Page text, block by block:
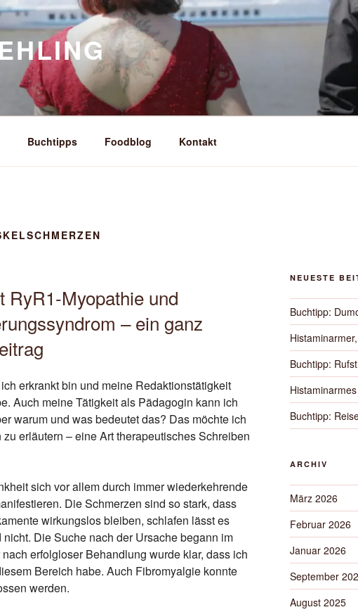
Buchtipps Foodblog Kontakt
RyR1-Myopathie und
– ein ganz
erkrankt bin und meine Redaktionstätigkeit
Auch meine Tätigkeit als Pädagogin kann ich
warum und was bedeutet das? Das möchte ich
erläutern – eine Art therapeutisches Schreiben
sich vor allem durch immer wiederkehrende
Die Schmerzen sind so stark, dass
wirkungslos bleiben, schlafen lässt es
Die Suche nach der Ursache begann im
erfolgloser Behandlung wurde klar, dass ich
Bereich habe. Auch Fibromyalgie konnte
werden.
NEUESTE
Buchtipp:
Buchtipp:
Buchtipp:
ARCHIV
März 2026
Februar 2026
Januar 2026
September
August 2025